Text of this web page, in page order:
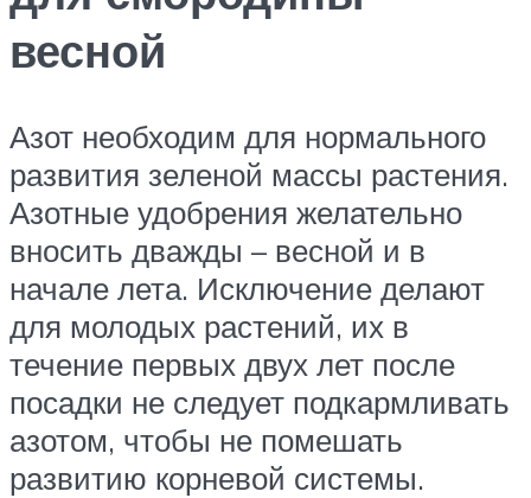
весной
Азот необходим для нормального
развития зеленой массы растения.
Азотные удобрения желательно
вносить дважды – весной и в
начале лета. Исключение делают
для молодых растений, их в
течение первых двух лет после
посадки не следует подкармливать
азотом, чтобы не помешать
развитию корневой системы.